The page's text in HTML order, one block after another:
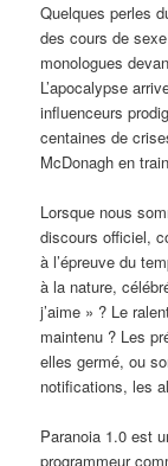
Quelques perles
des cours de
monologues
L’apocalypse
influenceurs
centaines de
McDonagh en
Lorsque nous
discours officiel,
à l’épreuve du
à la nature,
j’aime » ? Le
maintenu ? Les
elles germé, ou
notifications, les
Paranoia 1.0 est
programmeur